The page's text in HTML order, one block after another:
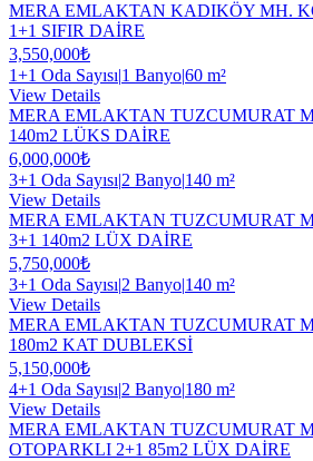
MERA EMLAKTAN KADIKÖY MH.
1+1 SIFIR DAİRE
3,550,000₺
1+1 Oda Sayısı|1 Banyo|60 m²
View Details
MERA EMLAKTAN TUZCUMURAT
140m2 LÜKS DAİRE
6,000,000₺
3+1 Oda Sayısı|2 Banyo|140 m²
View Details
MERA EMLAKTAN TUZCUMURAT
3+1 140m2 LÜX DAİRE
5,750,000₺
3+1 Oda Sayısı|2 Banyo|140 m²
View Details
MERA EMLAKTAN TUZCUMURAT
180m2 KAT DUBLEKSİ
5,150,000₺
4+1 Oda Sayısı|2 Banyo|180 m²
View Details
MERA EMLAKTAN TUZCUMURAT
OTOPARKLI 2+1 85m2 LÜX DAİRE